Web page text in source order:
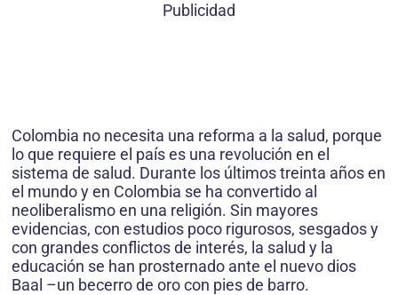
Publicidad
Colombia no necesita una reforma a la salud, porque
lo que requiere el país es una revolución en el
sistema de salud. Durante los últimos treinta años en
el mundo y en Colombia se ha convertido al
neoliberalismo en una religión. Sin mayores
evidencias, con estudios poco rigurosos, sesgados y
con grandes conflictos de interés, la salud y la
educación se han prosternado ante el nuevo dios
Baal –un becerro de oro con pies de barro.